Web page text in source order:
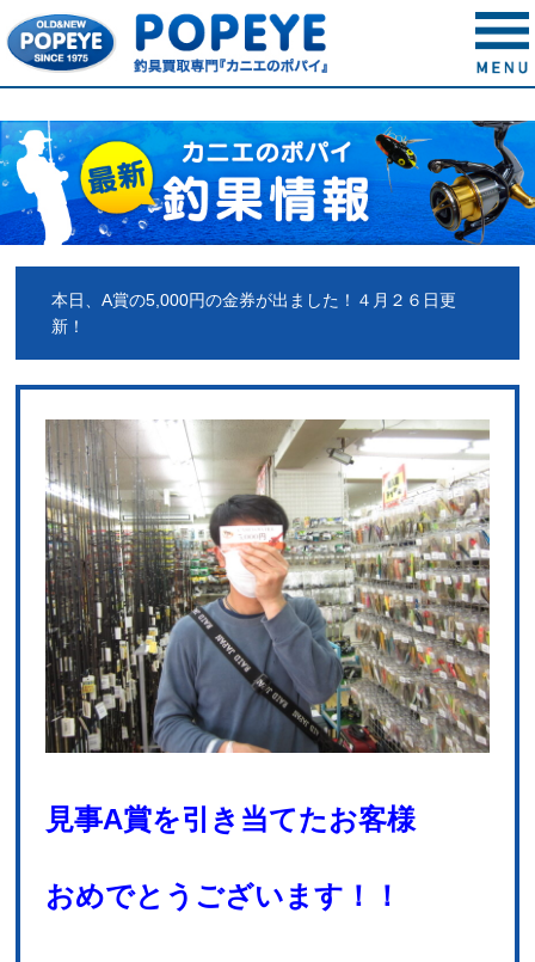
本日、A賞の5,000円の金券が出ました！４月２６日更
新！
見事A賞を引き当てたお客様
おめでとうございます！！